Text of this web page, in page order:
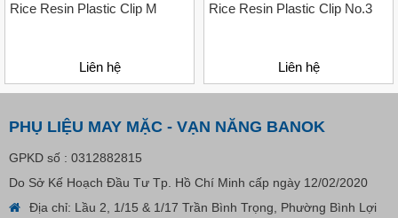
Rice Resin Plastic Clip M
Liên hệ
Rice Resin Plastic Clip No.3
Liên hệ
PHỤ LIỆU MAY MẶC - VẠN NĂNG BANOK
GPKD số : 0312882815
Do Sở Kế Hoạch Đầu Tư Tp. Hồ Chí Minh cấp ngày 12/02/2020
Địa chỉ: Lầu 2, 1/15 & 1/17 Trần Bình Trọng, Phường Bình Lợi